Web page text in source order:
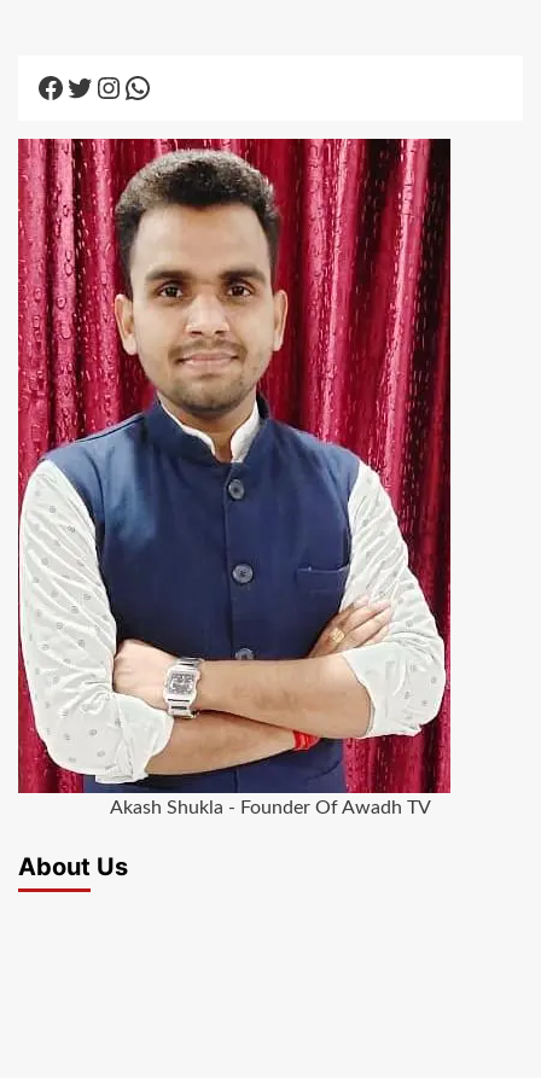
Facebook
Twitter
Instagram
WhatsApp
Akash Shukla - Founder Of Awadh TV
About Us